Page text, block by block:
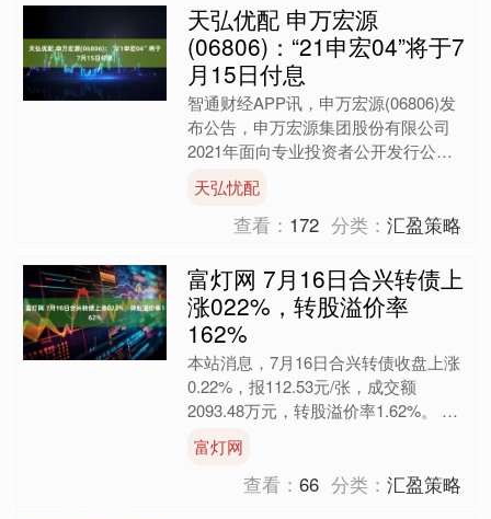
天弘优配 申万宏源
(06806)：“21申宏04”将于7
月15日付息
智通财经APP讯，申万宏源(06806)发
布公告，申万宏源集团股份有限公司
2021年面向专业投资者公开发行公司
债券(第二期)(品种二)(债券简称：21申
宏04，....
天弘忧配
查看： 172 分类：汇盈策略
富灯网 7月16日合兴转债上
涨022%，转股溢价率
162%
本站消息，7月16日合兴转债收盘上涨
0.22%，报112.53元/张，成交额
2093.48万元，转股溢价率1.62%。 资
料显示，合兴转债信用级别为“AA”，
债....
富灯网
查看：66 分类：汇盈策略